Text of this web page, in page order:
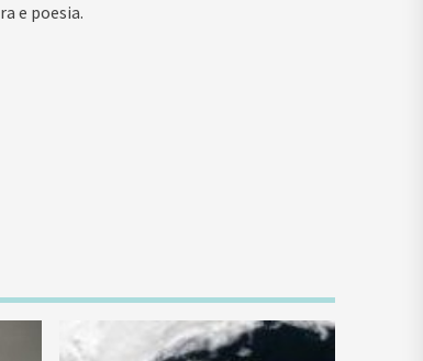
e poesia.